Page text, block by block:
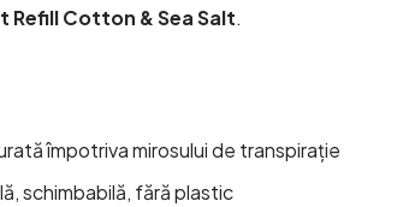
Refill Cotton & Sea Salt.
împotriva mirosului de transpirație
schimbabilă, fără plastic